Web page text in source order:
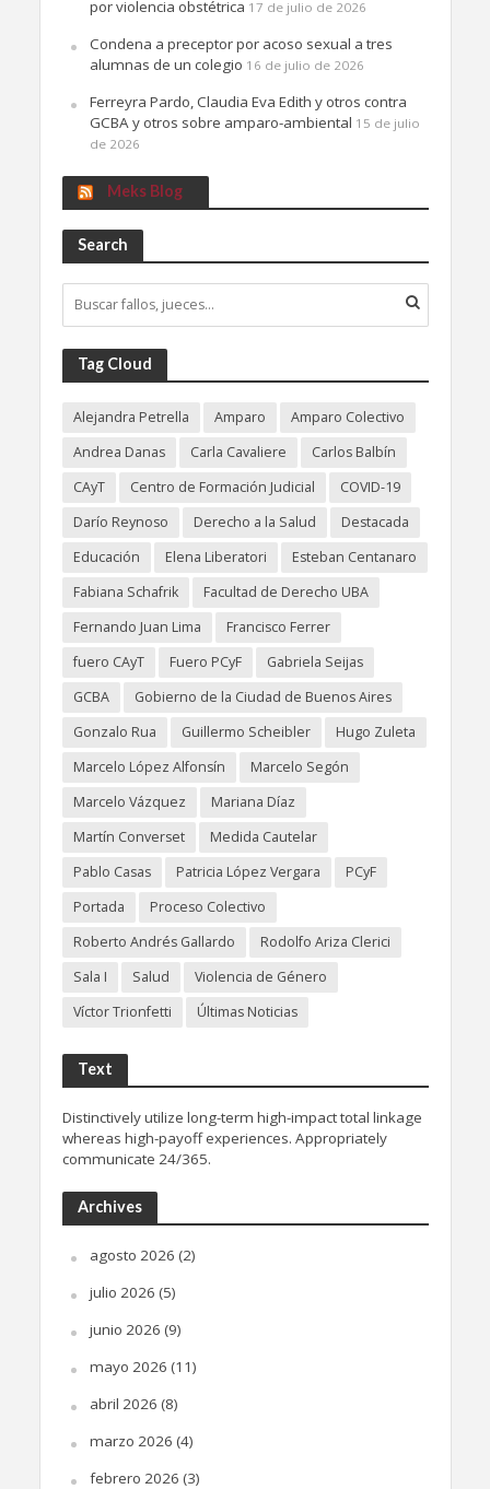
por violencia obstétrica 17 de julio de 2026
Condena a preceptor por acoso sexual a tres
alumnas de un colegio 16 de julio de 2026
Ferreyra Pardo, Claudia Eva Edith y otros contra
GCBA y otros sobre amparo-ambiental 15 de julio
de 2026
Meks Blog
Search
Tag Cloud
Alejandra Petrella Amparo
Amparo Colectivo
Andrea Danas
Carla Cavaliere
Carlos Balbín
CAyT
Centro de Formación Judicial
COVID-19
Darío Reynoso
Derecho a la Salud
Destacada
Educación
Elena Liberatori
Esteban Centanaro
Fabiana Schafrik
Facultad de Derecho UBA
Fernando Juan Lima
Francisco Ferrer
fuero CAyT
Fuero PCyF
Gabriela Seijas
GCBA
Gobierno de la Ciudad de Buenos Aires
Gonzalo Rua
Guillermo Scheibler
Hugo Zuleta
Marcelo López Alfonsín
Marcelo Segón
Marcelo Vázquez
Mariana Díaz
Martín Converset
Medida Cautelar
Pablo Casas
Patricia López Vergara
PCyF
Portada
Proceso Colectivo
Roberto Andrés Gallardo
Rodolfo Ariza Clerici
Sala I
Salud
Violencia de Género
Víctor Trionfetti
Últimas Noticias
Text
Distinctively utilize long-term high-impact total linkage
whereas high-payoff experiences. Appropriately
communicate 24/365.
Archives
agosto 2026 (2)
julio 2026 (5)
junio 2026 (9)
mayo 2026 (11)
abril 2026 (8)
marzo 2026 (4)
febrero 2026 (3)